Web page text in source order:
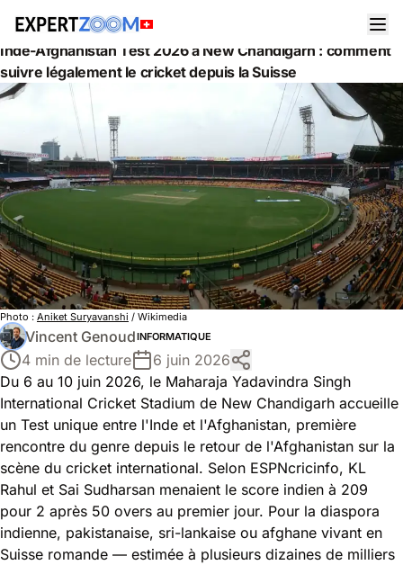
Actualités
Informatique
Inde-Afghanistan Test 2026 à New Chandigarh : comment
suivre légalement le cricket depuis la Suisse
Photo : Aniket Suryavanshi / Wikimedia
Vincent GenoudINFORMATIQUE
4 min de lecture
6 juin 2026
Du 6 au 10 juin 2026, le Maharaja Yadavindra Singh
International Cricket Stadium de New Chandigarh accueille
un Test unique entre l'Inde et l'Afghanistan, première
rencontre du genre depuis le retour de l'Afghanistan sur la
scène du cricket international. Selon ESPNcricinfo, KL
Rahul et Sai Sudharsan menaient le score indien à 209
pour 2 après 50 overs au premier jour. Pour la diaspora
indienne, pakistanaise, sri-lankaise ou afghane vivant en
Suisse romande — estimée à plusieurs dizaines de milliers